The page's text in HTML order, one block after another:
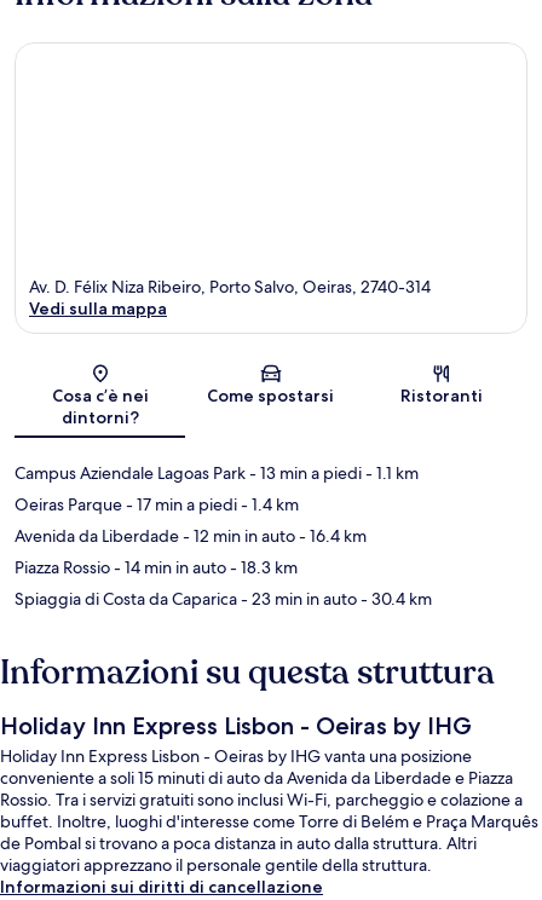
Mappa
Av. D. Félix Niza Ribeiro, Porto Salvo, Oeiras, 2740-314
Vedi sulla mappa
Cosa c’è nei
dintorni?
Come spostarsi Ristoranti
Campus Aziendale Lagoas Park- 13 min a piedi- 1.1 km
Oeiras Parque- 17 min a piedi- 1.4 km
Avenida da Liberdade- 12 min in auto- 16.4 km
Piazza Rossio- 14 min in auto- 18.3 km
Spiaggia di Costa da Caparica- 23 min in auto- 30.4 km
Informazioni su questa struttura
Holiday Inn Express Lisbon - Oeiras by IHG
Holiday Inn Express Lisbon - Oeiras by IHG vanta una posizione
conveniente a soli 15 minuti di auto da Avenida da Liberdade e Piazza
Rossio. Tra i servizi gratuiti sono inclusi Wi-Fi, parcheggio e colazione a
buffet. Inoltre, luoghi d'interesse come Torre di Belém e Praça Marquês
de Pombal si trovano a poca distanza in auto dalla struttura. Altri
viaggiatori apprezzano il personale gentile della struttura.
Informazioni sui diritti di cancellazione